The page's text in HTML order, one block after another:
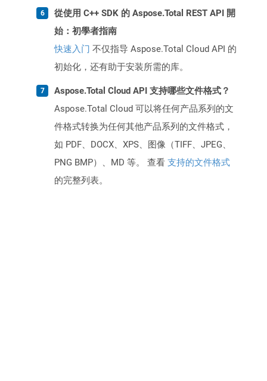
從使用 C++ SDK 的 Aspose.Total REST API 開
始：初學者指南
快速入门 不仅指导 Aspose.Total Cloud API 的
初始化，还有助于安装所需的库。
Aspose.Total Cloud API 支持哪些文件格式？
Aspose.Total Cloud 可以将任何产品系列的文
件格式转换为任何其他产品系列的文件格式，
如 PDF、DOCX、XPS、图像（TIFF、JPEG、
PNG BMP）、MD 等。 查看 支持的文件格式
的完整列表。